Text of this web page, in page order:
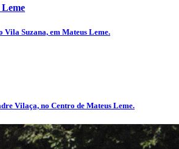
Leme
Vila Suzana, em Mateus Leme.
Vilaça, no Centro de Mateus Leme.